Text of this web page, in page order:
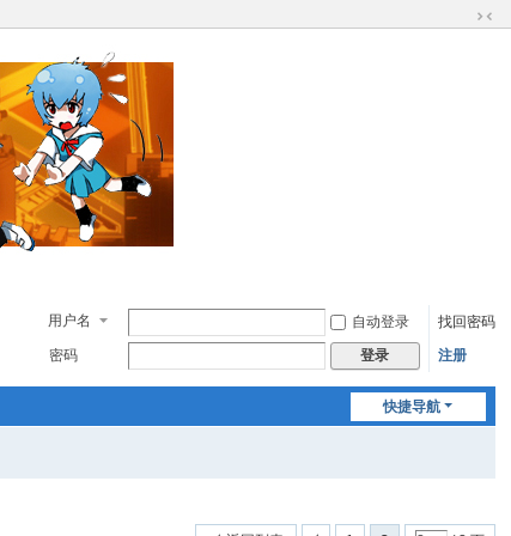
用户名 自动登录
找回密码
密码
登录 注册
快捷导航